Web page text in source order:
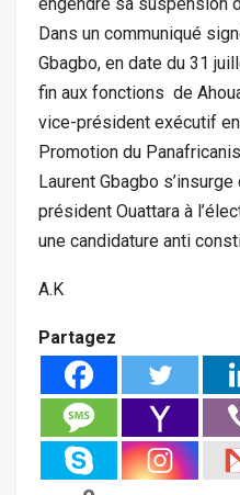
engendré sa suspension
Dans un communiqué
Gbagbo, en date du 31
fin aux fonctions de
vice-président exécutif
Promotion du
Laurent Gbagbo
président Ouattara à
une candidature anti
A.K
Partagez